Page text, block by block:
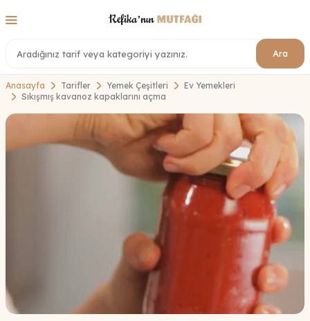
Ara
Anasayfa Tarifler Yemek Çeşitleri
Ev Yemekleri
Sıkışmış kavanoz kapaklarını açma